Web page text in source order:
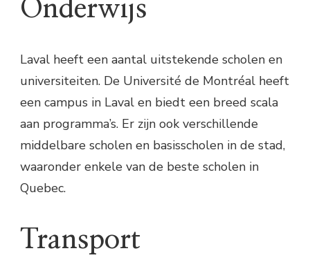
Onderwijs
Laval heeft een aantal uitstekende scholen en
universiteiten. De Université de Montréal heeft
een campus in Laval en biedt een breed scala
aan programma’s. Er zijn ook verschillende
middelbare scholen en basisscholen in de stad,
waaronder enkele van de beste scholen in
Quebec.
Transport